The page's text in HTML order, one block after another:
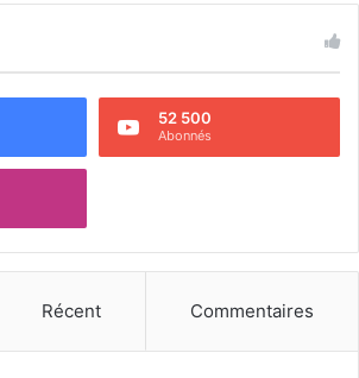
52 500
Abonnés
Récent Commentaires